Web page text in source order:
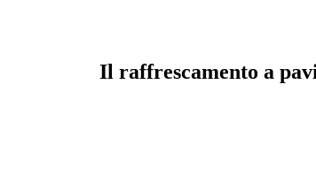
Il raffrescamento a